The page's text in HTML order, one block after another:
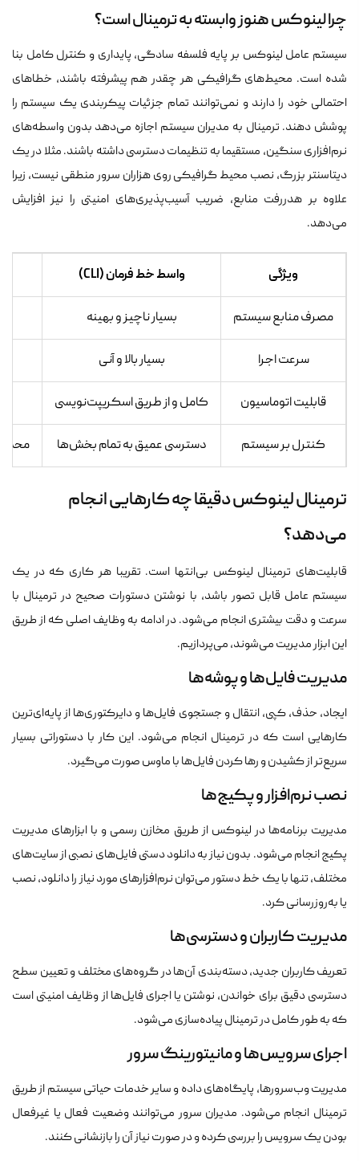
چرا لینوکس هنوز وابسته به ترمینال است؟
سیستم عامل لینوکس بر پایه فلسفه سادگی، پایداری و کنترل کامل بنا
شده است. محیط‌های گرافیکی هر چقدر هم پیشرفته باشند، خطاهای
احتمالی خود را دارند و نمی‌توانند تمام جزئیات پیکربندی یک سیستم را
پوشش دهند. ترمینال به مدیران سیستم اجازه می‌دهد بدون واسطه‌های
نرم‌افزاری سنگین، مستقیما به تنظیمات دسترسی داشته باشند. مثلا در یک
دیتاسنتر بزرگ، نصب محیط گرافیکی روی هزاران سرور منطقی نیست، زیرا
علاوه بر هدررفت منابع، ضریب آسیب‌پذیری‌های امنیتی را نیز افزایش
می‌دهد.
ویژگی واسط خط فرمان (CLI)
مصرف منابع سیستم بسیار ناچیز و بهینه
سرعت اجرا بسیار بالا و آنی
قابلیت اتوماسیون کامل و از طریق اسکریپت‌نویسی
کنترل بر سیستم دسترسی عمیق به تمام بخش‌ها
ترمینال لینوکس دقیقا چه کارهایی انجام
می‌دهد؟
قابلیت‌های ترمینال لینوکس بی‌انتها است. تقریبا هر کاری که در یک
سیستم عامل قابل تصور باشد، با نوشتن دستورات صحیح در ترمینال با
سرعت و دقت بیشتری انجام می‌شود. در ادامه به وظایف اصلی که از طریق
این ابزار مدیریت می‌شوند، می‌پردازیم.
مدیریت فایل‌ها و پوشه‌ها
ایجاد، حذف، کپی، انتقال و جستجوی فایل‌ها و دایرکتوری‌ها از پایه‌ای‌ترین
کارهایی است که در ترمینال انجام می‌شود. این کار با دستوراتی بسیار
سریع‌تر از کشیدن و رها کردن فایل‌ها با ماوس صورت می‌گیرد.
نصب نرم‌افزار و پکیج‌ها
مدیریت برنامه‌ها در لینوکس از طریق مخازن رسمی و با ابزارهای مدیریت
پکیج انجام می‌شود. بدون نیاز به دانلود دستی فایل‌های نصبی از سایت‌های
مختلف، تنها با یک خط دستور می‌توان نرم‌افزارهای مورد نیاز را دانلود، نصب
یا به‌روزرسانی کرد.
مدیریت کاربران و دسترسی‌ها
تعریف کاربران جدید، دسته‌بندی آن‌ها در گروه‌های مختلف و تعیین سطح
دسترسی دقیق برای خواندن، نوشتن یا اجرای فایل‌ها از وظایف امنیتی است
که به طور کامل در ترمینال پیاده‌سازی می‌شود.
اجرای سرویس‌ها و مانیتورینگ سرور
مدیریت وب‌سرورها، پایگاه‌های داده و سایر خدمات حیاتی سیستم از طریق
ترمینال انجام می‌شود. مدیران سرور می‌توانند وضعیت فعال یا غیرفعال
بودن یک سرویس را بررسی کرده و در صورت نیاز آن را بازنشانی کنند.